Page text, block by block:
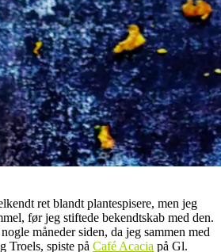
ret blandt plantespisere, men jeg
før jeg stiftede bekendtskab med den.
måneder siden, da jeg sammen med
Troels, spiste på Café Acacia på Gl.